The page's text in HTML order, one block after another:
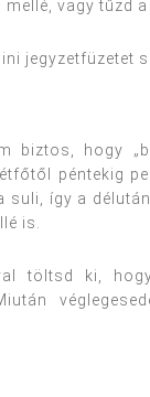
vagy tűzd
jegyzetfüzetet
biztos, hogy
péntekig
suli, így a
is.
töltsd ki,